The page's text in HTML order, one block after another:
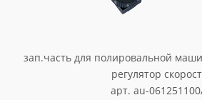
зап.часть для полировальной
регулятор
арт. au-